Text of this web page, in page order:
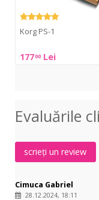
Korg PS-1
17700 Lei
Korg
Evaluările
scrieți un review
Cimuca Gabriel
28.12.2024, 18:11